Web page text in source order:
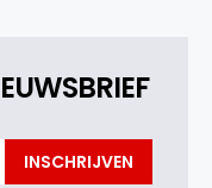
INSCHRIJVEN